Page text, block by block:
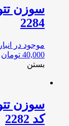
2284
موجود در انبار
40,000 تومان
بستن
کد 2282